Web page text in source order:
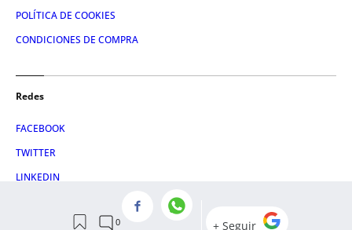
POLÍTICA DE COOKIES
CONDICIONES DE COMPRA
Redes
FACEBOOK
TWITTER
LINKEDIN